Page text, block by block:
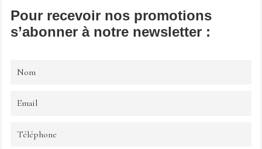
Pour recevoir nos promotions
s’abonner à notre newsletter :